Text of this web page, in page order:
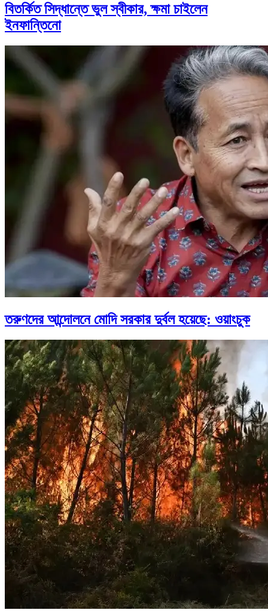
বিতর্কিত সিদ্ধান্তে ভুল স্বীকার, ক্ষমা চাইলেন
ইনফান্তিনো
তরুণদের আন্দোলনে মোদি সরকার দুর্বল হয়েছে: ওয়াংচুক